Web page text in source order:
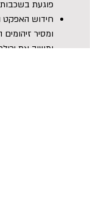
פוגעת
חידוש האפקט
ומסיר
ומשיב את